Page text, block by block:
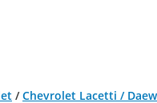
/Chevrolet Lacetti /